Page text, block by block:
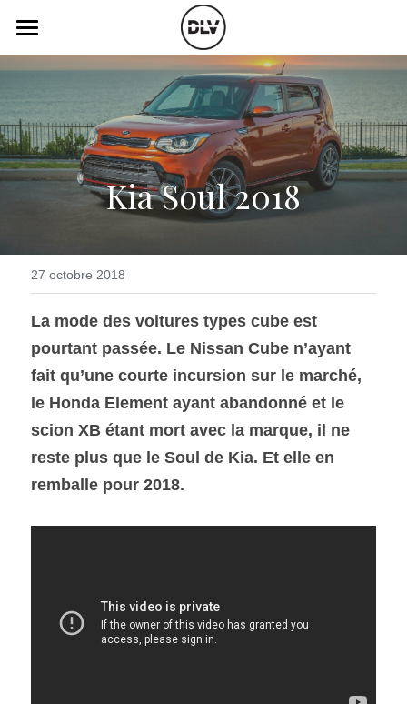
Actualité Auto
Électrique
Histoire de chars
Essais Routier
Opinion
Vidéo
Podcast
Radio FM
Simulateur
Assurance
Rechercher
SOUMISSION RAPIDE
ASSURANCE
Kia Soul 2018
27 octobre 2018
La mode des voitures types cube est
pourtant passée. Le Nissan Cube n’ayant
fait qu’une courte incursion sur le marché,
le Honda Element ayant abandonné et le
scion XB étant mort avec la marque, il ne
reste plus que le Soul de Kia. Et elle en
remballe pour 2018.
LES CATÉGORIES DE LA BOUTIQUE
Toutes les catégories